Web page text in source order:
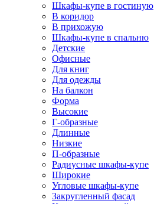
Шкафы-купе в гостиную
В коридор
В прихожую
Шкафы-купе в спальню
Детские
Офисные
Для книг
Для одежды
На балкон
Форма
Высокие
Г-образные
Длинные
Низкие
П-образные
Радиусные шкафы-купе
Широкие
Угловые шкафы-купе
Закругленный фасад